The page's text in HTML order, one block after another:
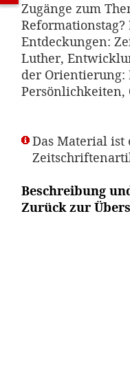
Zugänge zum
Reformationstag?
Entdeckungen:
Luther,
der Orientierung:
Persönlichkeiten,
Das Material ist
Beschreibung
Zurück zur